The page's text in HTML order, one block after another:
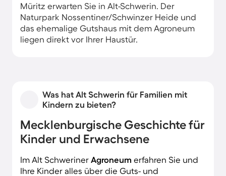
Müritz erwarten Sie in Alt-Schwerin. Der
Naturpark Nossentiner/Schwinzer Heide und
das ehemalige Gutshaus mit dem Agroneum
liegen direkt vor Ihrer Haustür.
Was hat Alt Schwerin für Familien mit
Kindern zu bieten?
Mecklenburgische Geschichte für
Kinder und Erwachsene
Im Alt Schweriner Agroneum erfahren Sie und
Ihre Kinder alles über die Guts- und